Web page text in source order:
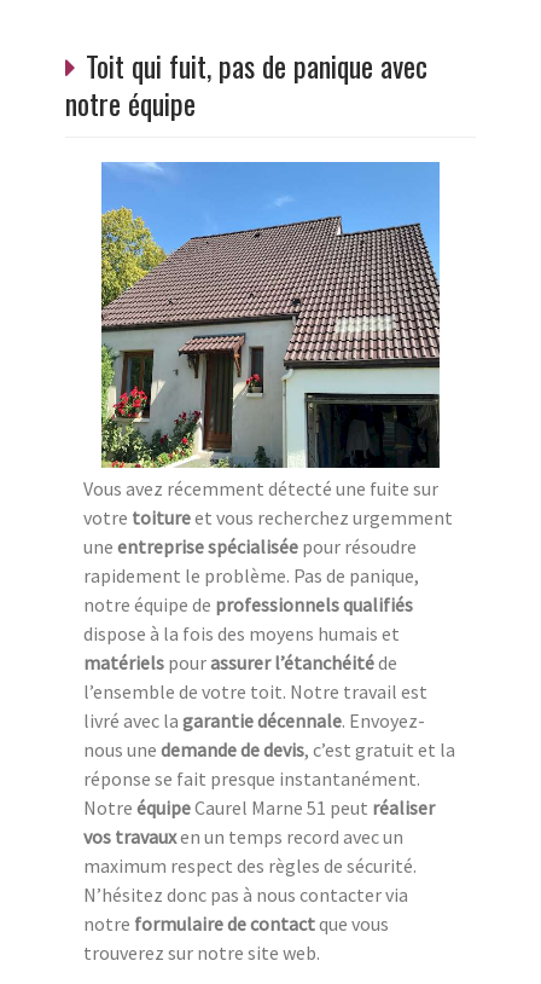
Toit qui fuit, pas de panique avec
notre équipe
Vous avez récemment détecté une fuite sur
votre toitureet vous recherchez urgemment
une entreprise spécialisée pour résoudre
rapidement le problème. Pas de panique,
notre équipe de professionnels qualifiés
dispose à la fois des moyens humais et
matériels pourassurer l’étanchéitéde
l’ensemble de votre toit. Notre travail est
livré avec la garantie décennale. Envoyez-
nous une demande de devis, c’est gratuit et la
réponse se fait presque instantanément.
Notre équipeCaurel Marne 51 peut réaliser
vos travauxen un temps record avec un
maximum respect des règles de sécurité.
N’hésitez donc pas à nous contacter via
notre formulaire de contactque vous
trouverez sur notre site web.